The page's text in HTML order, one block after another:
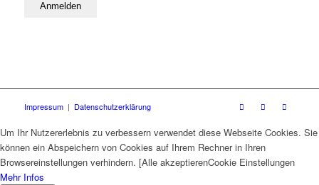
Impressum| Datenschutzerklärung
Um Ihr Nutzererlebnis zu verbessern verwendet diese Webseite Cookies. Sie
können ein Abspeichern von Cookies auf Ihrem Rechner in Ihren
Browsereinstellungen verhindern. [Alle akzeptierenCookie Einstellungen
Mehr Infos